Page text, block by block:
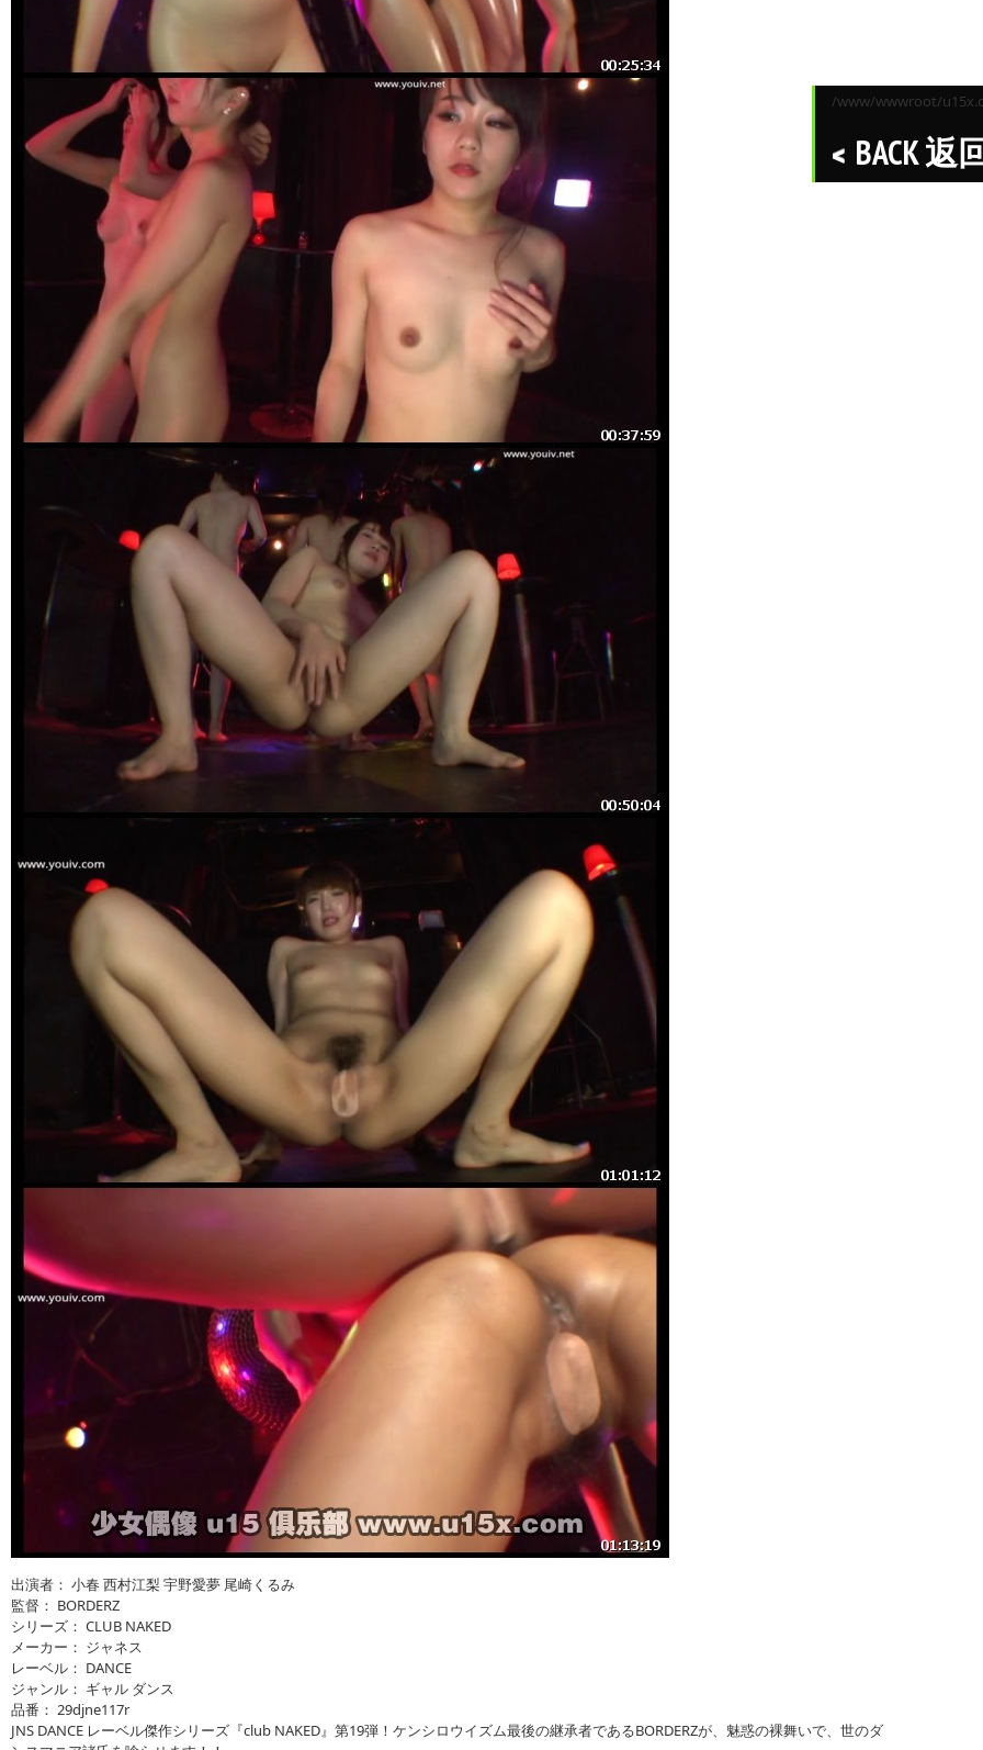
出演者： 小春 西村江梨 宇野愛夢 尾崎くるみ
監督： BORDERZ
シリーズ： CLUB NAKED
メーカー： ジャネス
レーベル： DANCE
ジャンル： ギャル ダンス
品番： 29djne117r
JNS DANCE レーベル傑作シリーズ『club NAKED』第19弾！ケンシロウイズム最後の継承者であるBORDERZが、魅惑の裸舞いで、世のダ
/www/wwwroot/
BACK 返